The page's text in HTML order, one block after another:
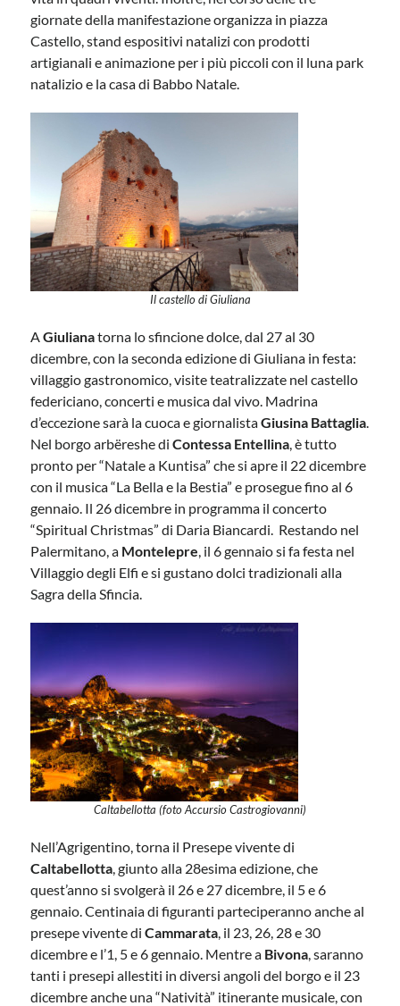
giornate della manifestazione organizza in piazza
Castello, stand espositivi natalizi con prodotti
artigianali e animazione per i più piccoli con il luna park
natalizio e la casa di Babbo Natale.
Il castello di Giuliana
AGiulianatorna lo sfincione dolce, dal 27 al 30
dicembre, con la seconda edizione di Giuliana in festa:
villaggio gastronomico, visite teatralizzate nel castello
federiciano, concerti e musica dal vivo. Madrina
d’eccezione sarà la cuoca e giornalistaGiusina Battaglia.
Nel borgo arbëreshe diContessa Entellina, è tutto
pronto per “Natale a Kuntisa” che si apre il 22 dicembre
con il musica “La Bella e la Bestia” e prosegue fino al 6
gennaio. Il 26 dicembre in programma il concerto
“Spiritual Christmas” di Daria Biancardi. Restando nel
Palermitano, a Montelepre, il 6 gennaio si fa festa nel
Villaggio degli Elfi e si gustano dolci tradizionali alla
Sagra della Sfincia.
Caltabellotta (foto Accursio Castrogiovanni)
Nell’Agrigentino, torna il Presepe vivente di
Caltabellotta, giunto alla 28esima edizione, che
quest’anno si svolgerà il 26 e 27 dicembre, il 5 e 6
gennaio. Centinaia di figuranti parteciperanno anche al
presepe vivente diCammarata, il 23, 26, 28 e 30
dicembre e l’1, 5 e 6 gennaio. Mentre a Bivona, saranno
tanti i presepi allestiti in diversi angoli del borgo e il 23
dicembre anche una “Natività” itinerante musicale, con